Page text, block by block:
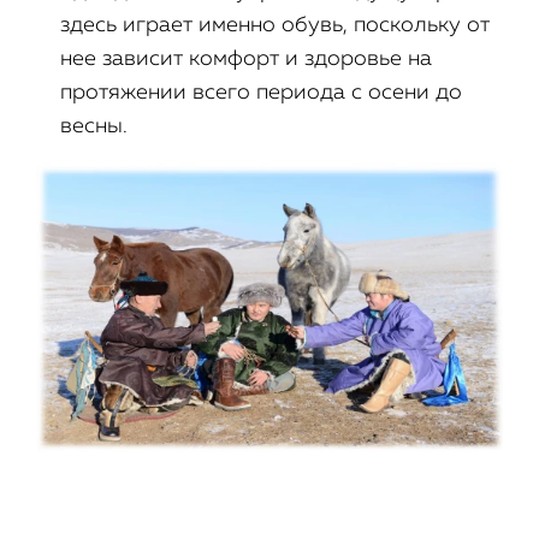
здесь играет именно обувь, поскольку от
нее зависит комфорт и здоровье на
протяжении всего периода с осени до
весны.